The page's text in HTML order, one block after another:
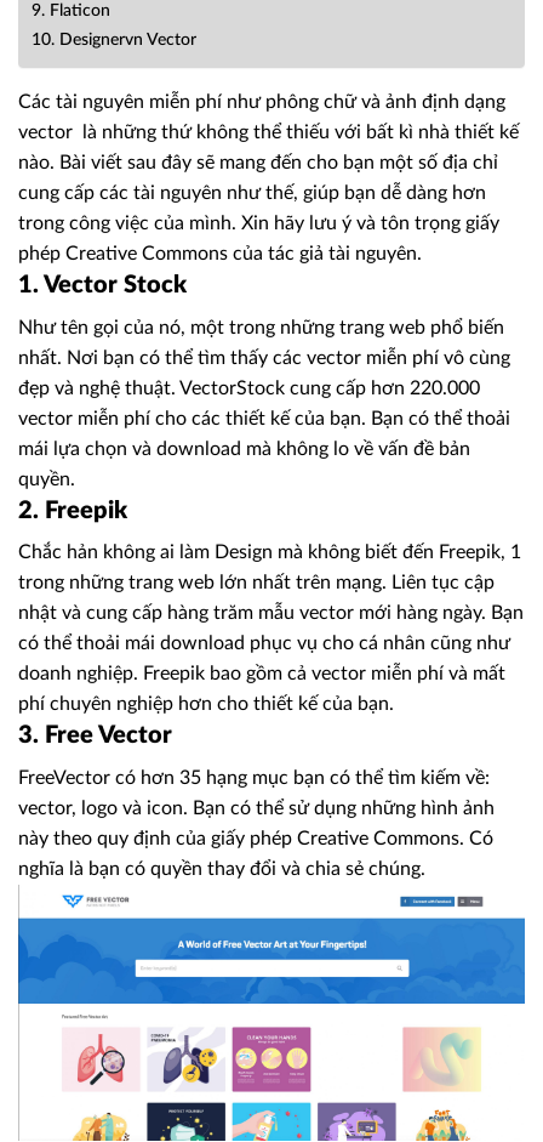
9. Flaticon
10. Designervn Vector
Các tài nguyên miễn phí như phông chữ và ảnh định dạng
vector là những thứ không thể thiếu với bất kì nhà thiết kế
nào. Bài viết sau đây sẽ mang đến cho bạn một số địa chỉ
cung cấp các tài nguyên như thế, giúp bạn dễ dàng hơn
trong công việc của mình. Xin hãy lưu ý và tôn trọng giấy
phép Creative Commons của tác giả tài nguyên.
1. Vector Stock
Như tên gọi của nó, một trong những trang web phổ biến
nhất. Nơi bạn có thể tìm thấy các vector miễn phí vô cùng
đẹp và nghệ thuật. VectorStock cung cấp hơn 220.000
vector miễn phí cho các thiết kế của bạn. Bạn có thể thoải
mái lựa chọn và download mà không lo về vấn đề bản
quyền.
2. Freepik
Chắc hản không ai làm Design mà không biết đến Freepik, 1
trong những trang web lớn nhất trên mạng. Liên tục cập
nhật và cung cấp hàng trăm mẫu vector mới hàng ngày. Bạn
có thể thoải mái download phục vụ cho cá nhân cũng như
doanh nghiệp. Freepik bao gồm cả vector miễn phí và mất
phí chuyên nghiệp hơn cho thiết kế của bạn.
3. Free Vector
FreeVector có hơn 35 hạng mục bạn có thể tìm kiếm về:
vector, logo và icon. Bạn có thể sử dụng những hình ảnh
này theo quy định của giấy phép Creative Commons. Có
nghĩa là bạn có quyền thay đổi và chia sẻ chúng.